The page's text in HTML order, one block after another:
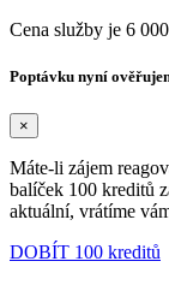
Cena služby je 6
Poptávku nyní
×
Máte-li zájem
balíček 100 kreditů
aktuální, vrátíme
DOBÍT 100 kreditů